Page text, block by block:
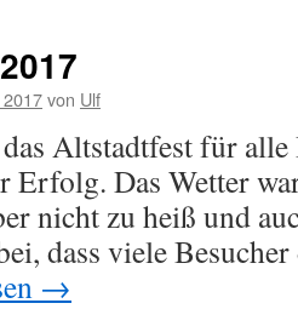
von Ulf
Altstadtfest für
Erfolg. Das Wetter
nicht zu heiß und
dass viele
→